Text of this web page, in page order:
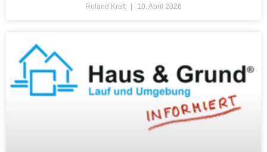
Roland Kraft 10. April 2026